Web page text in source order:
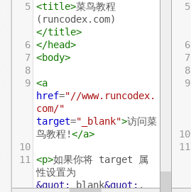
5 <title>菜鸟教程
(runcodex.com)
</title>
6 </head>
7 <body>
8
9 <a
href="//www.runcodex.
com/"
target="_blank">访问菜
鸟教程!</a>
10
11
<p>如果你将 target 属
&quot;
_blank&quot; ,
5
6
7
8
9
10
11